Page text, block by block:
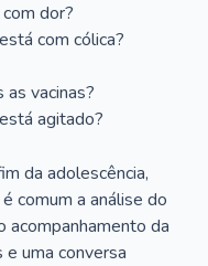
dor?
com cólica?
vacinas?
agitado?
da adolescência,
comum a análise do
acompanhamento da
e uma conversa